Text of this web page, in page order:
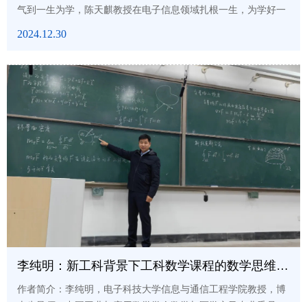
气到一生为学，陈天麒教授在电子信息领域扎根一生，为学好一
川泸州桐阴中学，不幸的是，第二年母亲便过世，因两年前父亲
去世，从此留下陈天麒孤身一人。这是一个艰难的时代，陈老回
2024.12.30
李纯明：新工科背景下工科数学课程的数学思维与创新能力训练
作者简介：李纯明，电子科技大学信息与通信工程学院教授，博